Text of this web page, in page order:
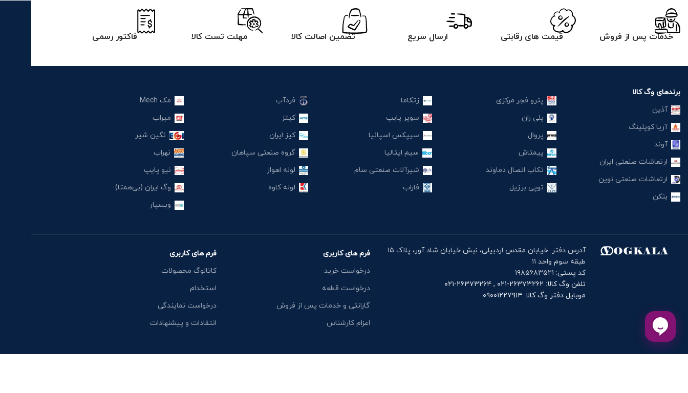
خدمات پس از فروش قیمت های رقابتی ارسال سریع تضمین اصالت کالا مهلت تست کالا فاکتور رسمی
برندهای وگ کالا
آذین
آریا کوپلینگ
آوند
ارتعاشات صنعتی ایران
ارتعاشات صنعتی نوین
بنکن
پترو فجر مرکزی
پلی ران
پروال
پیمتاش
تکاب اتصال دماوند
توپی برزیل
زتکاما
سوپر پایپ
سیپکس اسپانیا
سیم ایتالیا
شیرآلات صنعتی سام
فاراب
فردآب
کیتز
کیز ایران
گروه صنعتی سپاهان
لوله اهواز
لوله کاوه
مک Mech
میراب
نگین شیر
نهراب
نیو پایپ
وگ ایران (بی‌همتا)
ویسپار
آدرس دفتر: خیابان مقدس اردبیلی، نبش خیابان شاد آور، پلاک ۱۵
طبقه سوم واحد ۱۱
کد پستی: ۱۹۸۵۶۸۳۵۲۱
تلفن وگ کالا: ۲۶۳۷۳۲۶۲-۰۲۱ , ۲۶۳۷۳۲۶۴-۰۲۱
موبایل دفتر وگ کالا: ۰۹۰۰۱۲۲۷۹۱۴
فرم های کاربری
درخواست خرید
درخواست قطعه
گارانتی و خدمات پس از فروش
اعزام کارشناس
فرم های کاربری
کاتالوگ محصولات
استخدام
درخواست نمایندگی
انتقادات و پیشنهادات